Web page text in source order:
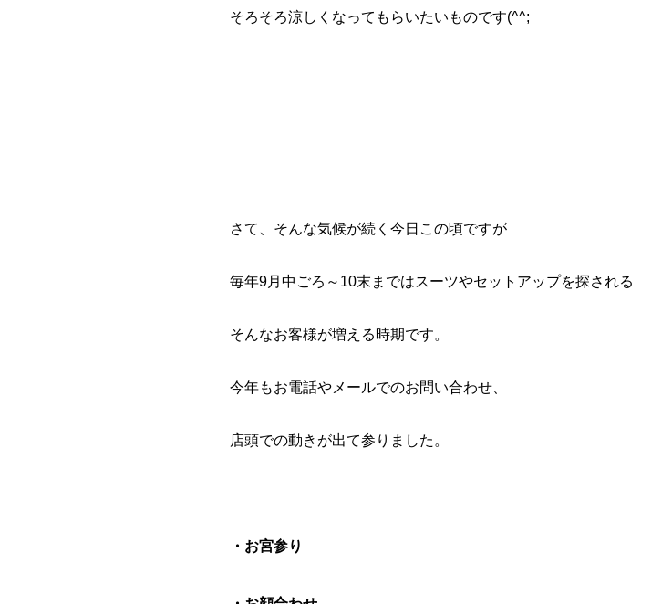
そろそろ涼しくなってもらいたいものです(^^;
さて、そんな気候が続く今日この頃ですが
毎年9月中ごろ～10末まではスーツやセットアップを探される
そんなお客様が増える時期です。
今年もお電話やメールでのお問い合わせ、
店頭での動きが出て参りました。
・お宮参り